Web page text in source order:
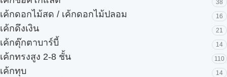
38
เค้กดอกไม้สด / เค้กดอกไม้ปลอม 16
เค้กดึงเงิน 21
เค้กตุ๊กตาบาร์บี้ 14
เค้กทรงสูง 2-8 ชั้น 110
เค้กทุบ 14